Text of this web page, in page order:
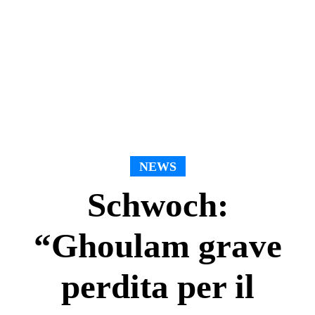
NEWS
Schwoch:
“Ghoulam grave
perdita per il